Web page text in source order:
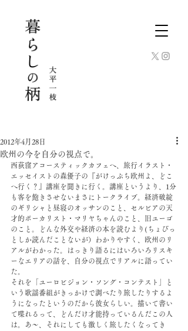
欧州の今を自分の視点で。
2012年4月28日
西荻窪アコースティックカフェへ、旅行イラスト・
エッセイストの森優子の『がけっぷち欧州よ、どこ
へ行く？』講座を聞きに行く。講座というより、1分
も客を飽きさせないまさにトークライブ。経済破綻
のギリシャと昼寝のオッサンのこと、セルビアの天
才的ボーカリスト・マリヤちゃんのこと、旧ユーゴ
のこと。どんな外交や経済の本を読むより(ちょびっ
としか読んだことないが）わかりやすく、欧州のリ
アルがわかった。はっきり語るにはいろいろリスキ
ーなエリアの話を、自分の視点でリアルに語ってい
た。
それを「ユーロビジョン・ソング・コンテスト」と
いう歌謡番組がきっかけで調べたり旅したりするよ
うになったというのだから彼女らしい。描いて書い
て喋れるって、どんだけ才能持っているんだこの人
は。あ〜、それにしても激しく旅したくなってき